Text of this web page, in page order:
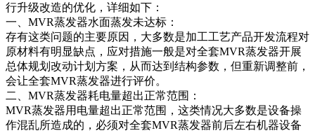
行升级改造的优化，详细如下：
一、MVR蒸发器水面蒸发未达标：
存有这类问题的主要原因，大多数是加工工艺产品开发流程对
原材料有明显缺点，应对措施一般是对全套MVR蒸发器开展
总体规划改动计划方案，从而达到结构参数，但重新调整前，
会让全套MVR蒸发器进行评价。
二、MVR蒸发器耗电量超出正常范围：
MVR蒸发器用电量超出正常范围，这类情况大多数是设备操
作混乱所造成的，必须对全套MVR蒸发器前后左右机器设备